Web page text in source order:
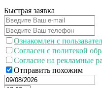
Быстрая заявка
Ознакомлен с
Согласен с политекой
Согласие на рекламные
Отправить похожим